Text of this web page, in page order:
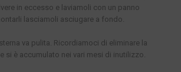
in eccesso e laviamoli con un panno
lasciamoli asciugare a fondo.
va pulita. Ricordiamoci di eliminare la
si è accumulato nei vari mesi di inutilizzo.